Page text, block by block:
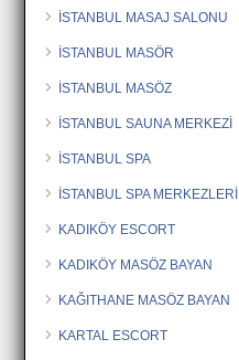
İSTANBUL MASAJ SALONU
İSTANBUL MASÖR
İSTANBUL MASÖZ
İSTANBUL SAUNA MERKEZİ
İSTANBUL SPA
İSTANBUL SPA MERKEZLERİ
KADIKÖY ESCORT
KADIKÖY MASÖZ BAYAN
KAĞITHANE MASÖZ BAYAN
KARTAL ESCORT